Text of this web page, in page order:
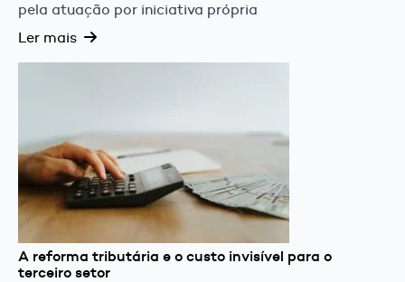
pela atuação por iniciativa própria
Ler mais
A reforma tributária e o custo invisível para o
terceiro setor